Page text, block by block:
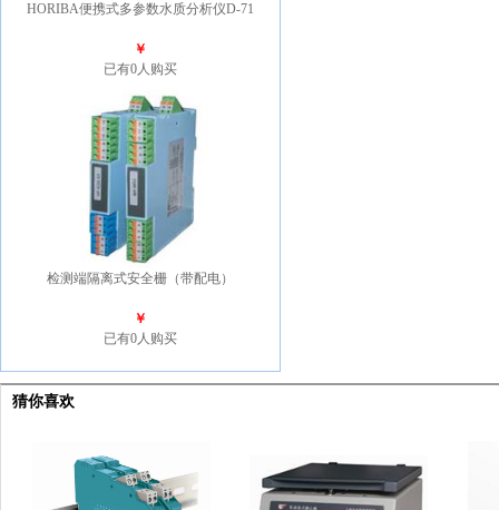
HORIBA便携式多参数水质分析仪D-71
￥
已有0人购买
检测端隔离式安全栅（带配电）
￥
已有0人购买
猜你喜欢